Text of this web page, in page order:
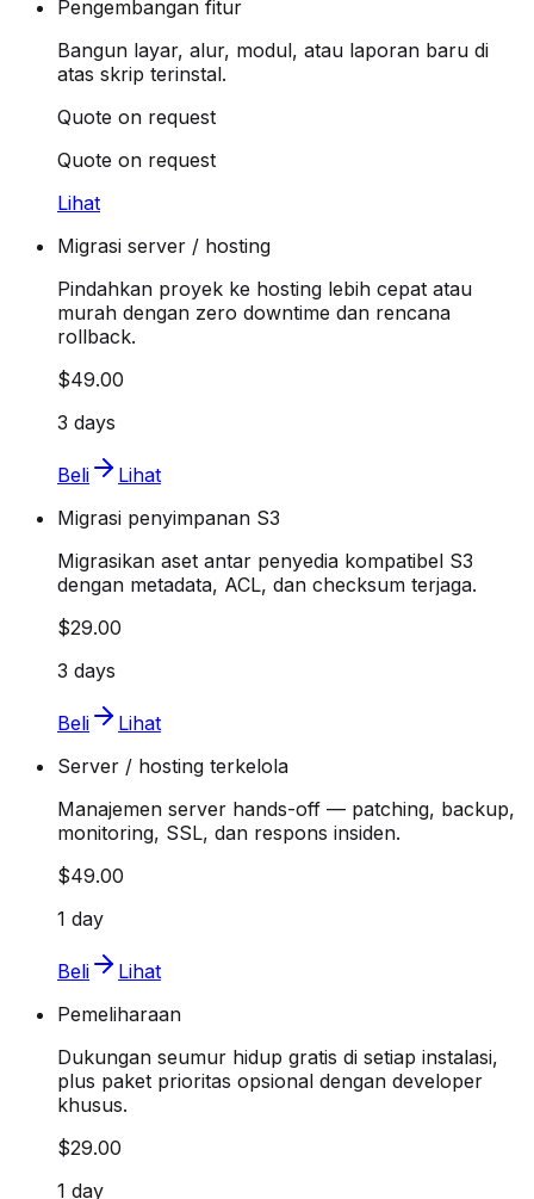
Pengembangan fitur
Bangun layar, alur, modul, atau laporan baru di
atas skrip terinstal.
Quote on request
Quote on request
Lihat
Migrasi server / hosting
Pindahkan proyek ke hosting lebih cepat atau
murah dengan zero downtime dan rencana
rollback.
$49.00
3 days
Beli
Lihat
Migrasi penyimpanan S3
Migrasikan aset antar penyedia kompatibel S3
dengan metadata, ACL, dan checksum terjaga.
$29.00
3 days
Beli
Lihat
Server / hosting terkelola
Manajemen server hands-off — patching, backup,
monitoring, SSL, dan respons insiden.
$49.00
1 day
Beli
Lihat
Pemeliharaan
Dukungan seumur hidup gratis di setiap instalasi,
plus paket prioritas opsional dengan developer
khusus.
$29.00
1 day